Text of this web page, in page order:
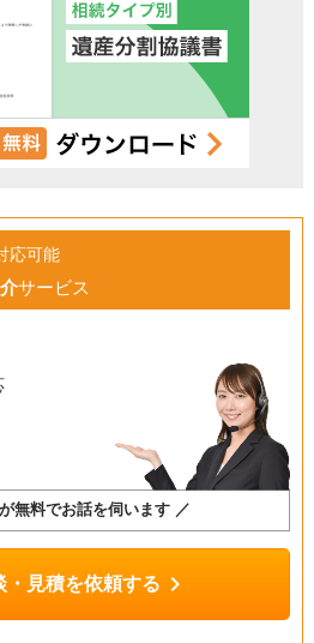
応可能
サービス
無料でお話を伺います ／
・見積を依頼する chevron_right